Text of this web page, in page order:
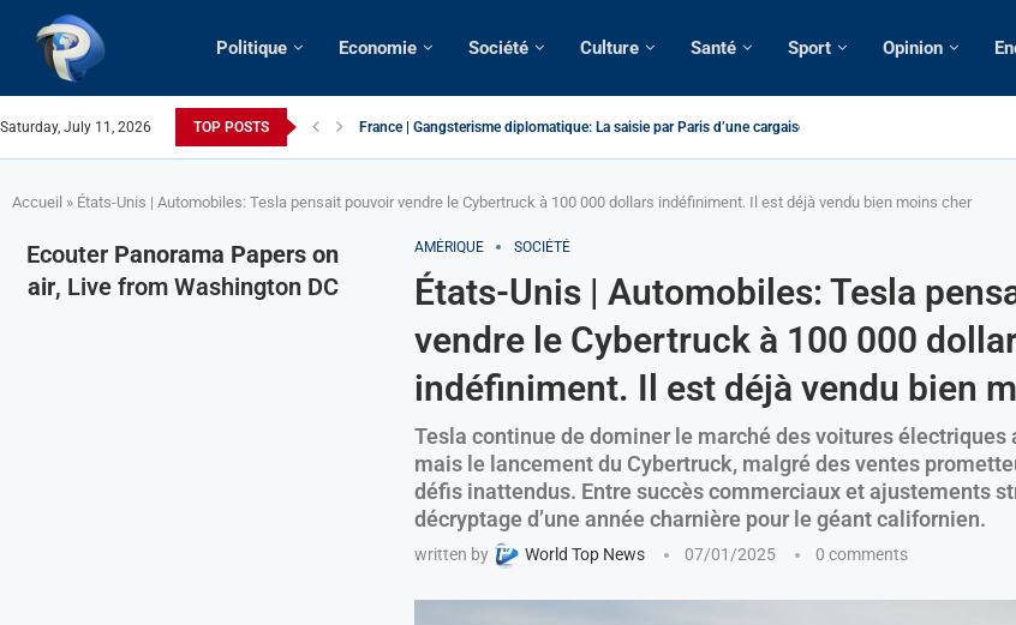
Politique Economie Société Culture Santé Sport Opinion
Saturday, July 11, 2026 TOP POSTS France | Gangsterisme diplomatique: La saisie par Paris d’une cargaison destinée...
Accueil » États-Unis | Automobiles: Tesla pensait pouvoir vendre le Cybertruck à 100 000 dollars indéfiniment. Il est déjà vendu bien moins cher
AMÉRIQUE SOCIÉTÉ
États-Unis | Automobiles: Tesla
vendre le Cybertruck à 100 000
indéfiniment. Il est déjà vendu bien
Tesla continue de dominer le marché des voitures électriques
mais le lancement du Cybertruck, malgré des ventes
défis inattendus. Entre succès commerciaux et ajustements
décryptage d’une année charnière pour le géant californien.
written by World Top News 07/01/2025 0 comments
Ecouter Panorama Papers on
air, Live from Washington DC